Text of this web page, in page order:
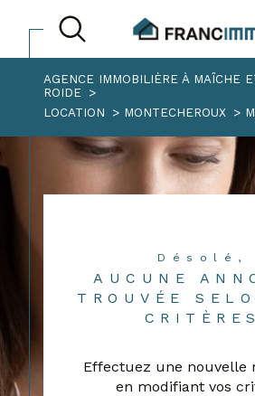
AGENCE IMMOBILIÈRE À MAÎCHE
ROIDE
LOCATION
MONTECHEROUX
Désolé,
AUCUNE
TROUVÉE
CRITÈRES
Effectuez une nouvelle
en modifiant vos